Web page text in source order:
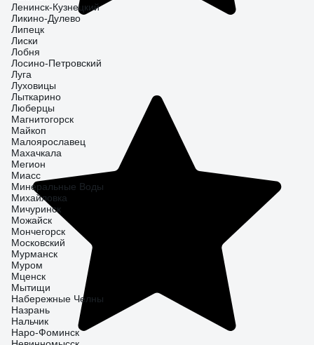
Ленинск-Кузнецкий
Ликино-Дулево
Липецк
Лиски
Лобня
Лосино-Петровский
Луга
Луховицы
Лыткарино
Люберцы
Магнитогорск
Майкоп
Малоярославец
Махачкала
Мегион
Миасс
Минеральные Воды
Михайловка
Мичуринск
Можайск
Мончегорск
Московский
Мурманск
Муром
Мценск
Мытищи
Набережные Челны
Назрань
Нальчик
Наро-Фоминск